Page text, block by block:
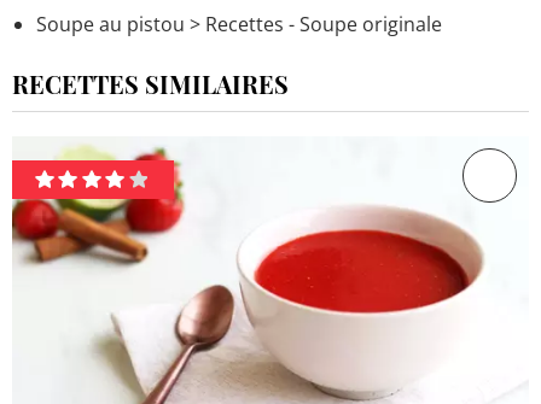
Soupe au pistou > Recettes - Soupe originale
RECETTES SIMILAIRES